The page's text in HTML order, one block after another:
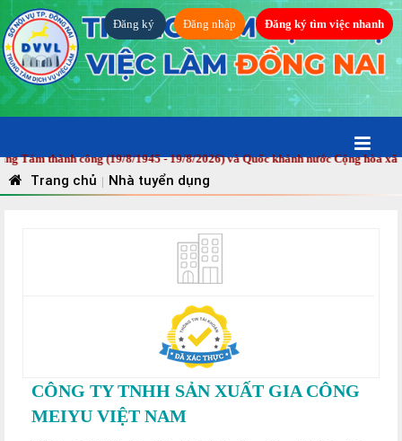
Đăng ký Đăng nhập Đăng ký tìm việc nhanh
công (19/8/1945 - 19/8/2026) và Quốc khánh nước Cộng hòa xã hội
Trang chủ | Nhà tuyển dụng
CÔNG TY TNHH SẢN XUẤT GIA CÔNG
MEIYU VIỆT NAM